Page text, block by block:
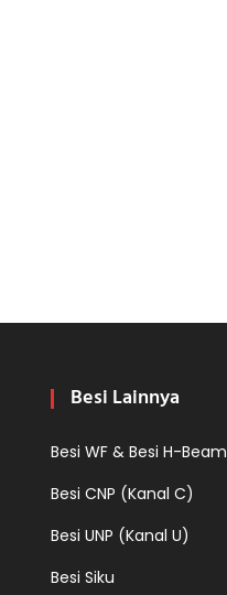
Besi Lainnya
Besi WF & Besi H-Beam
Besi CNP (Kanal C)
Besi UNP (Kanal U)
Besi Siku